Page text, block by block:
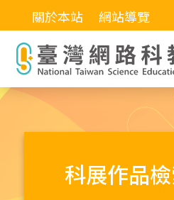
關於本站 網站導覽
科展作品